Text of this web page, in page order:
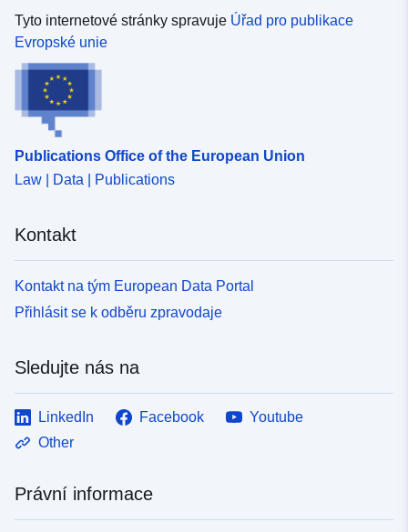
Tyto internetové stránky spravuje Úřad pro publikace
Evropské unie
Publications Office of the European Union
Law | Data | Publications
Kontakt
Kontakt na tým European Data Portal
Přihlásit se k odběru zpravodaje
Sledujte nás na
LinkedIn Facebook
Youtube
Other
Právní informace